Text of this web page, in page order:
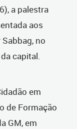
a palestra
aos
no
capital.
em
de Formação
GM, em